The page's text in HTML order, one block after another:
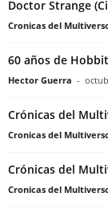
Doctor Strange
Cronicas del
60 años de
Hector Guerra -
Crónicas del
Cronicas del
Crónicas del
Cronicas del